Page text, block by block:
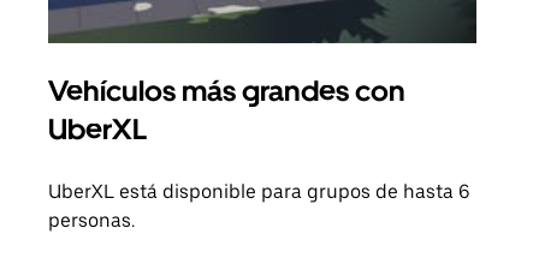
Vehículos más grandes con
UberXL
UberXL está disponible para grupos de hasta 6
personas.